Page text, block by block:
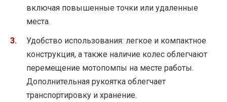
включая повышенные точки или удаленные
места.
Удобство использования: легкое и компактное
конструкция, а также наличие колес облегчают
перемещение мотопомпы на месте работы.
Дополнительная рукоятка облегчает
транспортировку и хранение.